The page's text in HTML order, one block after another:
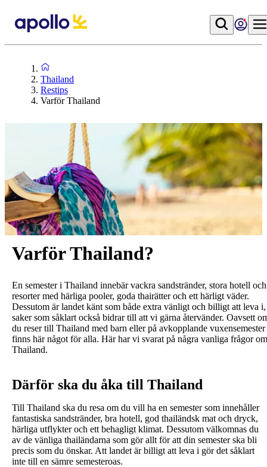
Thailand
Restips
Varför Thailand
Varför Thailand?
En semester i Thailand innebär vackra sandstränder, stora hotell och
resorter med härliga pooler, goda thairätter och ett härligt väder.
Dessutom är landet känt som både extra vänligt och billigt att leva i,
saker som såklart också bidrar till att vi gärna återvänder. Oavsett
du reser till Thailand med barn eller på avkopplande vuxensemester
finns här något för alla. Här har vi svarat på några vanliga frågor om
Thailand.
Därför ska du åka till Thailand
Till Thailand ska du resa om du vill ha en semester som innehåller
fantastiska sandstränder, bra hotell, god thailändsk mat och dryck,
härliga utflykter och ett behagligt klimat. Dessutom välkomnas du
av de vänliga thailändarna som gör allt för att din semester ska bli
precis som du önskar. Att landet är billigt att leva i gör det såklart
inte till en sämre semesteroas.